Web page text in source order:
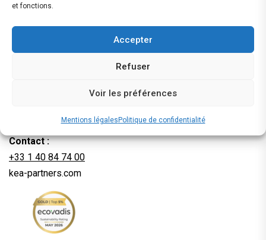
et fonctions.
Accepter
Refuser
Voir les préférences
Mentions légales Politique de confidentialité
3 rue Danton, 92240 MALAKOFF
Contact :
+33 1 40 84 74 00
kea-partners.com